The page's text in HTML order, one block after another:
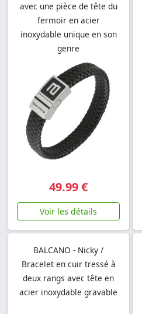
avec une pièce de tête du
fermoir en acier
inoxydable unique en son
genre
49.99 €
Voir les détails
BALCANO - Nicky /
Bracelet en cuir tressé à
deux rangs avec tête en
acier inoxydable gravable